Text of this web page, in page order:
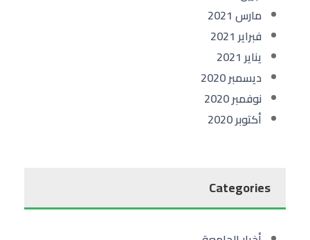
مارس 2021
فبراير 2021
يناير 2021
ديسمبر 2020
نوفمبر 2020
أكتوبر 2020
Categories